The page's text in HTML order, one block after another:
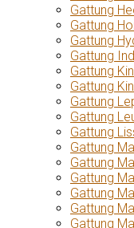
Gattung
Gattung
Gattung
Gattung
Gattung
Gattung
Gattung
Gattung
Gattung
Gattung
Gattung
Gattung
Gattung
Gattung
Gattung